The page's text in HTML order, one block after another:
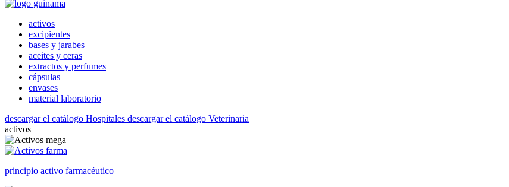
activos
excipientes
bases y jarabes
aceites y ceras
extractos y perfumes
cápsulas
envases
material laboratorio
descargar el catálogo Hospitales descargar el catálogo Veterinaria
activos
principio activo farmacéutico